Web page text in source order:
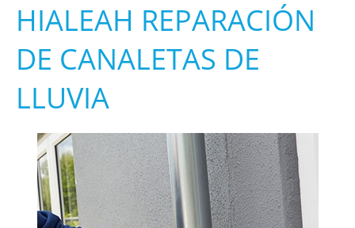
HIALEAH REPARACIÓN
DE CANALETAS DE
LLUVIA